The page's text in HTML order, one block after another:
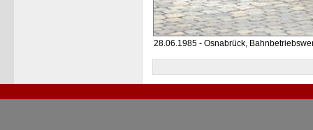
28.06.1985 - Osnabrück,